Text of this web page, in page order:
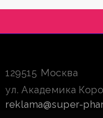
129515 Москва
ул. Академика
reklama@super-